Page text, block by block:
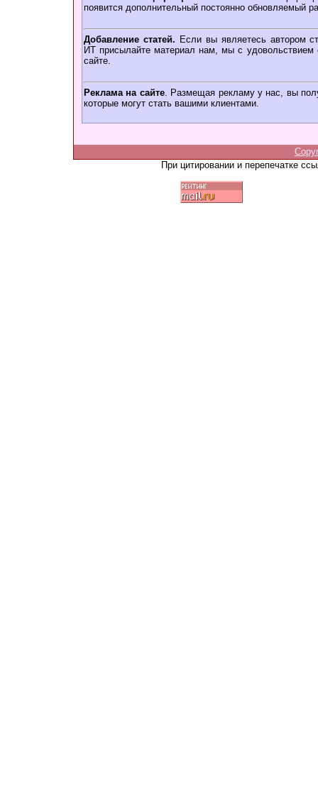
появится дополнительный постоянно обновляемый
Добавление статей. Если вы являетесь автором
ИТ присылайте материал нам, мы с удовольствием
сайте.
Реклама на сайте. Размещая рекламу у нас, вы
которые могут стать вашими клиентами.
При цитировании и перепечатке